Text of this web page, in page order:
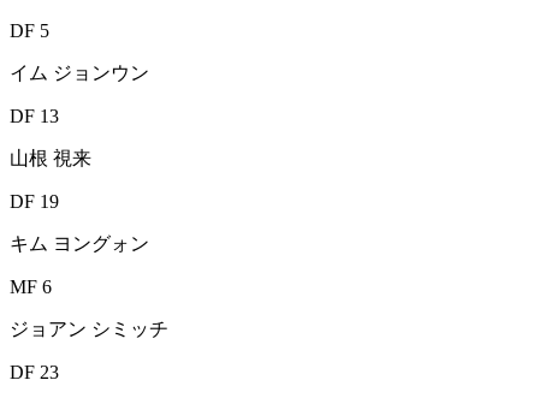
DF 5
イム ジョンウン
DF 13
山根 視来
DF 19
キム ヨングォン
MF 6
ジョアン シミッチ
DF 23